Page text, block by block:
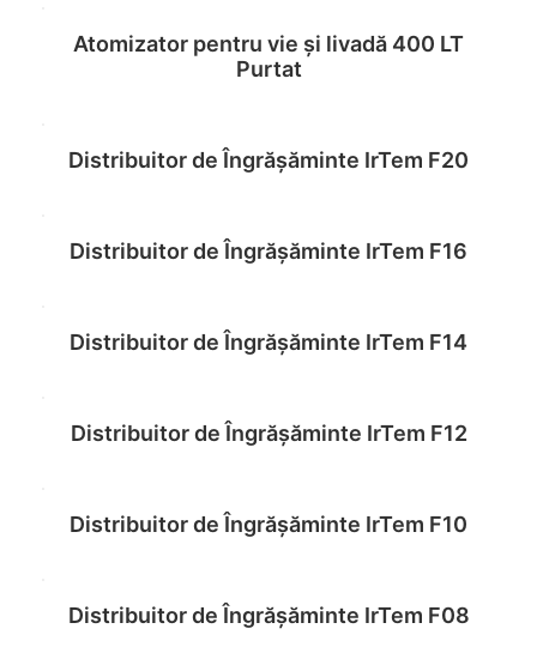
Read more
Atomizator pentru vie și livadă 400 LT
Purtat
Read more
Distribuitor de Îngrășăminte IrTem F20
Read more
Distribuitor de Îngrășăminte IrTem F16
Read more
Distribuitor de Îngrășăminte IrTem F14
Read more
Distribuitor de Îngrășăminte IrTem F12
Read more
Distribuitor de Îngrășăminte IrTem F10
Read more
Distribuitor de Îngrășăminte IrTem F08